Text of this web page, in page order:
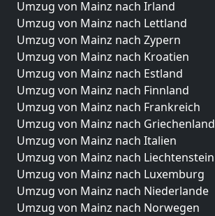
Umzug von Mainz nach Irland
Umzug von Mainz nach Lettland
Umzug von Mainz nach Zypern
Umzug von Mainz nach Kroatien
Umzug von Mainz nach Estland
Umzug von Mainz nach Finnland
Umzug von Mainz nach Frankreich
Umzug von Mainz nach Griechenland
Umzug von Mainz nach Italien
Umzug von Mainz nach Liechtenstein
Umzug von Mainz nach Luxemburg
Umzug von Mainz nach Niederlande
Umzug von Mainz nach Norwegen